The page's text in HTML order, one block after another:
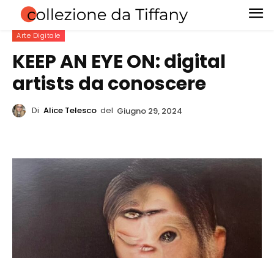
Arte Digitale
KEEP AN EYE ON: digital
artists da conoscere
Di Alice Telesco del Giugno 29, 2024